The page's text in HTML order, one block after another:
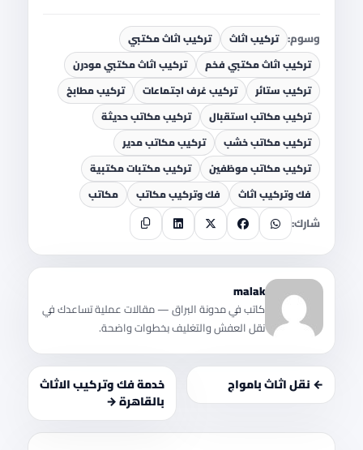
وسوم: تركيب اثاث
تركيب اثاث مكتبي
تركيب اثاث مكتبي فخم
تركيب اثاث مكتبي مودرن
تركيب ستائر
تركيب غرف اجتماعات
تركيب مطابخ
تركيب مكاتب استقبال
تركيب مكاتب حديثة
تركيب مكاتب خشب
تركيب مكاتب مدير
تركيب مكاتب موظفين
تركيب مكتبات مكتبية
فك وتركيب اثاث
فك وتركيب مكاتب مكاتب
شارك:
malak
كاتب في مدونة البراق — مقالات عملية تساعدك في
نقل العفش والتغليف بخطوات واضحة.
← نقل اثاث بامواج
خدمة فك وتركيب الاثاث
بالقاهرة →